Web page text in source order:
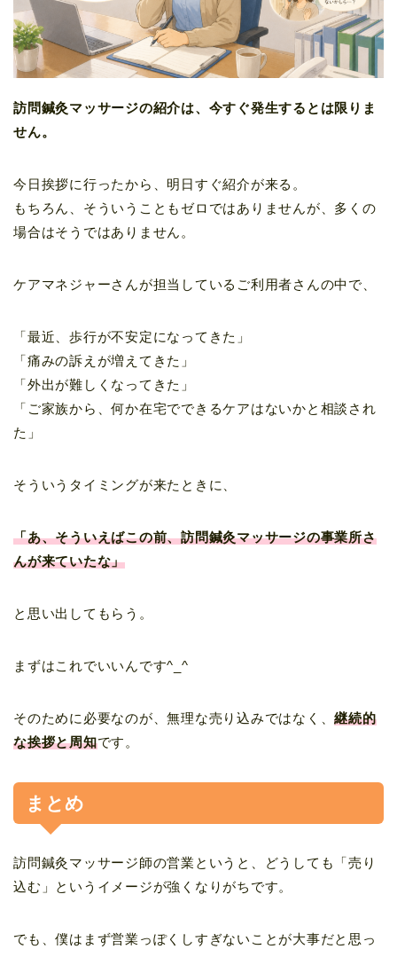
訪問鍼灸マッサージの紹介は、今すぐ発生するとは限りま
せん。
今日挨拶に行ったから、明日すぐ紹介が来る。
もちろん、そういうこともゼロではありませんが、多くの
場合はそうではありません。
ケアマネジャーさんが担当しているご利用者さんの中で、
「最近、歩行が不安定になってきた」
「痛みの訴えが増えてきた」
「外出が難しくなってきた」
「ご家族から、何か在宅でできるケアはないかと相談され
た」
そういうタイミングが来たときに、
「あ、そういえばこの前、訪問鍼灸マッサージの事業所さ
んが来ていたな」
と思い出してもらう。
まずはこれでいいんです^_^
そのために必要なのが、無理な売り込みではなく、継続的
な挨拶と周知です。
まとめ
訪問鍼灸マッサージ師の営業というと、どうしても「売り
込む」というイメージが強くなりがちです。
でも、僕はまず営業っぽくしすぎないことが大事だと思っ